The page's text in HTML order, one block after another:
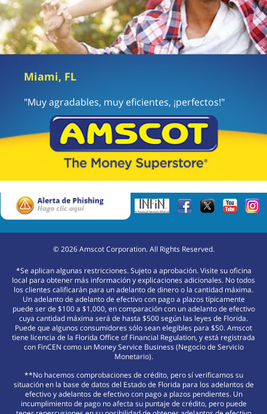
Miami, FL
"Muy agradables, muy eficientes, ¡perfectos!"
©2026Amscot Corporation. All Rights Reserved.
*Se aplican algunas restricciones. Sujeto a aprobación. Visite su oficina
local para obtener más información y explicaciones adicionales. No todos
los clientes calificarán para un adelanto de dinero o la cantidad máxima.
Un adelanto de adelanto de efectivo con pago a plazos típicamente
puede ser de $100 a $1,000, en comparación con un adelanto de efectivo
cuya cantidad máxima será de hasta $500 según las leyes de Florida.
Puede que algunos consumidores sólo sean elegibles para $50. Amscot
tiene licencia de la Florida Office of Financial Regulation, y está registrada
con FinCEN como un Money Service Business (Negocio de Servicio
Monetario).
**No hacemos comprobaciones de crédito, pero sí verificamos su
situación en la base de datos del Estado de Florida para los adelantos de
efectivo y adelantos de efectivo con pago a plazos pendientes. Un
incumplimiento de pago no afecta su puntaje de crédito, pero puede